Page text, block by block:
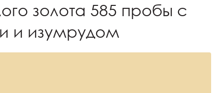
золота 585 пробы с
и изумрудом